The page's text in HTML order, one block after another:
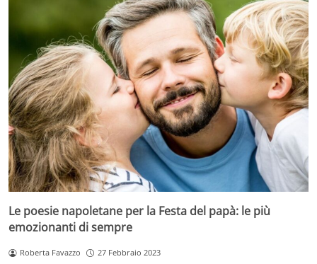
Le poesie napoletane per la Festa del papà: le più
emozionanti di sempre
Roberta Favazzo 27 Febbraio 2023